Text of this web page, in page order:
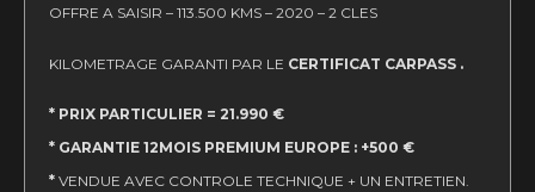
OFFRE A SAISIR – 113.500 KMS – 2020 – 2 CLES
KILOMETRAGE GARANTI PAR LE CERTIFICAT CARPASS .
* PRIX PARTICULIER = 21.990 €
* GARANTIE 12MOIS PREMIUM EUROPE : +500 €
* VENDUE AVEC CONTROLE TECHNIQUE + UN ENTRETIEN.